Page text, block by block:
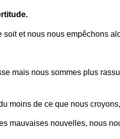
et nous nous empêchons
mais nous sommes plus
moins de ce que nous
mauvaises nouvelles, nous